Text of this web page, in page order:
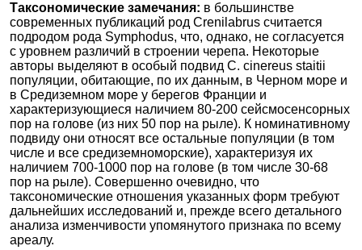
Таксономические замечания: в большинстве
современных публикаций род Crenilabrus считается
подродом рода Symphodus, что, однако, не согласуется
с уровнем различий в строении черепа. Некоторые
авторы выделяют в особый подвид C. cinereus staitii
популяции, обитающие, по их данным, в Черном море и
в Средиземном море у берегов Франции и
характеризующиеся наличием 80-200 сейсмосенсорных
пор на голове (из них 50 пор на рыле). К номинативному
подвиду они относят все остальные популяции (в том
числе и все средиземноморские), характеризуя их
наличием 700-1000 пор на голове (в том числе 30-68
пор на рыле). Совершенно очевидно, что
таксономические отношения указанных форм требуют
дальнейших исследований и, прежде всего детального
анализа изменчивости упомянутого признака по всему
ареалу.